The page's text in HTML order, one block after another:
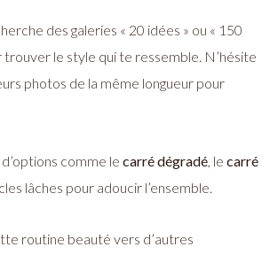
des galeries « 20 idées » ou « 150
trouver le style qui te ressemble. N’hésite
photos de la même longueur pour
comme le carré dégradé , le carré
lâches pour adoucir l’ensemble.
routine beauté vers d’autres